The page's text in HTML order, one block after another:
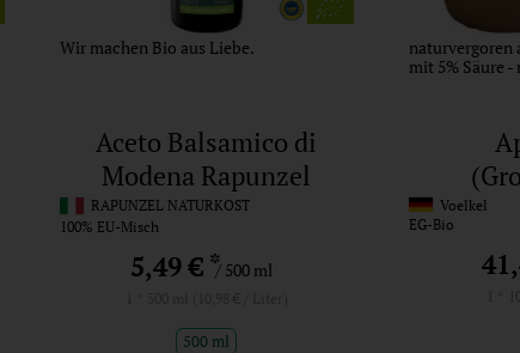
Wir machen Bio aus Liebe.
Aceto Balsamico di
Modena Rapunzel
RAPUNZEL NATURKOST
100% EU-Misch
5,49 € */ 500 ml
500 ml
naturvergoren
mit 5% Säure
Voelkel
EG-Bio